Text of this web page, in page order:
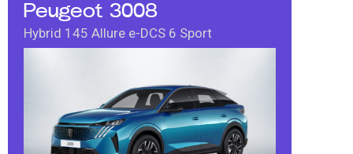
Peugeot 3008
Hybrid 145 Allure e-DCS 6 Sport